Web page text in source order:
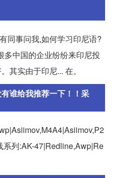
同事问我,如何学习印尼语?
多中国的企业纷纷来印尼投
其实由于印尼... 在。
谁给我推荐一下！！采
列:AK-47|Redline,Awp|Re